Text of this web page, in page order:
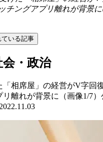
チングアプリ離れが背景
いる記事
会・政治
「相席屋」の経営がV字回
離れが背景に（画像1/7）